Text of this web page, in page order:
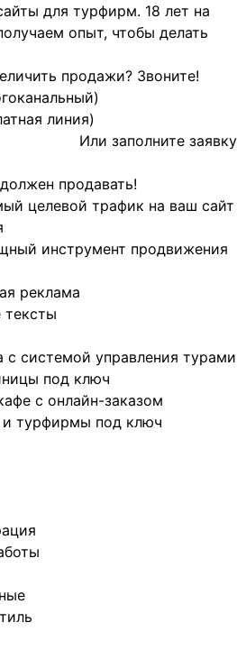
для турфирм. 18 лет на
опыт, чтобы делать
продажи? Звоните!
линия)
Или заполните заявку
продавать!
целевой трафик на ваш сайт
инструмент продвижения
реклама
с системой управления турами
под ключ
с онлайн-заказом
и турфирмы под ключ